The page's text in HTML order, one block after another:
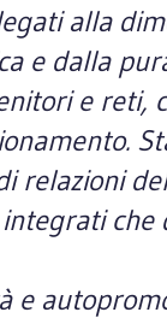
alla
e dalla
e reti,
relazioni
e